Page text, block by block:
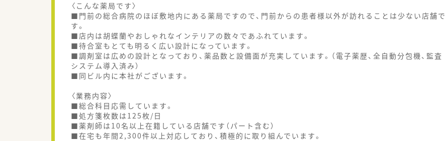
〈こんな薬局です〉
■門前の総合病院のほぼ敷地内にある薬局ですので、門前からの患者様以外が訪れることは少ない店舗で
す。
■店内は胡蝶蘭やおしゃれなインテリアの数々であふれています。
■待合室もとても明るく広い設計になっています。
■調剤室は広めの設計となっており、薬品数と設備面が充実しています。（電子薬歴、全自動分包機、監査
システム導入済み）
■同ビル内に本社がございます。
〈業務内容〉
■総合科目応需しています。
■処方箋枚数は125枚/日
■薬剤師は10名以上在籍している店舗です（パート含む）
■在宅も年間2,300件以上対応しており、積極的に取り組んでいます。